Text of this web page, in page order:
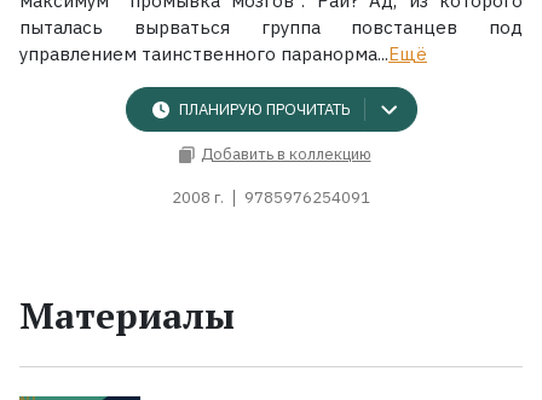
пыталась вырваться группа повстанцев под
управлением таинственного паранорма...Ещё
ПЛАНИРУЮ ПРОЧИТАТЬ
Добавить в коллекцию
2008 г. 9785976254091
Материалы